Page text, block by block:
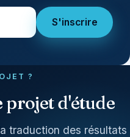
S'inscrire
?
projet d'étude
traduction des résultats